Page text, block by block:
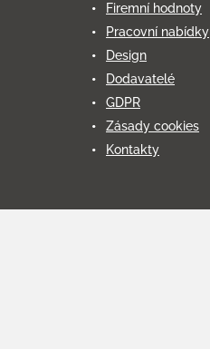
Firemní hodnoty
Pracovní nabídky
Design
Dodavatelé
GDPR
Zásady cookies
Kontakty